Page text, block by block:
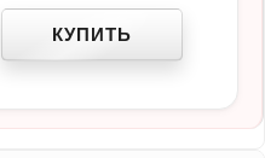
КУПИТЬ